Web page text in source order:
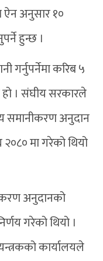
ऐन अनुसार १०
हुन्छ ।
गर्नुपर्नेमा करिब ५
हो । संघीय सरकारले
समानीकरण अनुदान
२०८० मा गरेको थियो
अनुदानको
गरेको थियो ।
कार्यालयले